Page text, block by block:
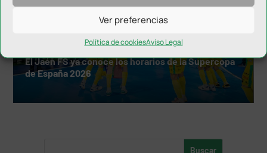
Ver preferencias
Política de cookiesAviso Legal
El Jaén FS ya conoce los horarios de la Supercopa
de España 2026